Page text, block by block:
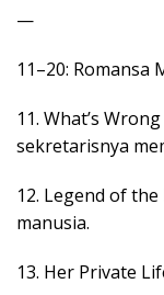
—
11–20: Romansa
11. What’s
sekretarisnya
12. Legend of
manusia.
13. Her Private